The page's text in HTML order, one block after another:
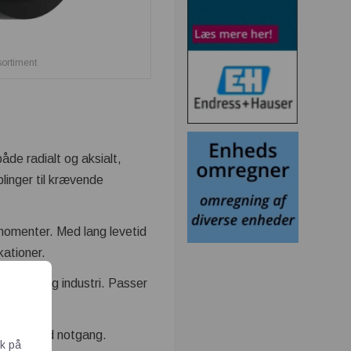
radialt og aksialt,
til krævende
Med lang levetid
og tung industri. Passer
med notgang.
på